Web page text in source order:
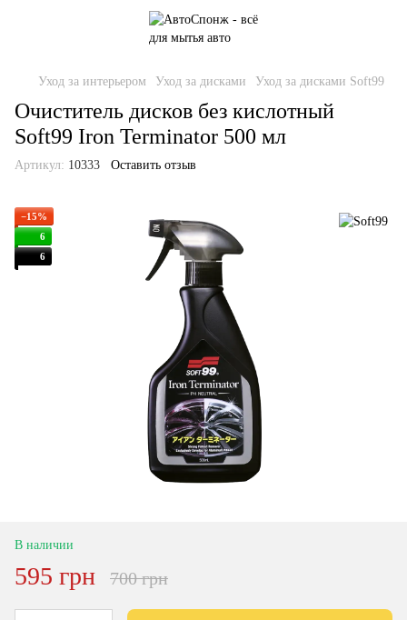
Уход за интерьером Уход за дисками Уход за дисками Soft99
Очиститель дисков без кислотный
Soft99 Iron Terminator 500 мл
Артикул: 10333 Оставить отзыв
−15%
6
6
В наличии
595 грн 700 грн